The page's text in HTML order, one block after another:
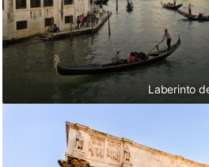
Laberinto